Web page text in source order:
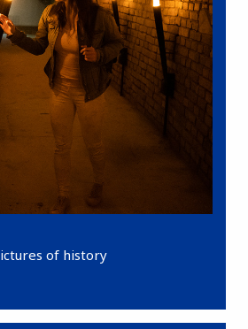
of history